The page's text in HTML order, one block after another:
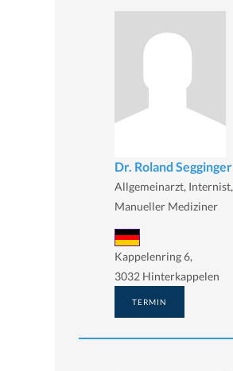
Dr. Roland Segginger
Allgemeinarzt, Internist,
Manueller Mediziner
Kappelenring 6,
3032 Hinterkappelen
TERMIN